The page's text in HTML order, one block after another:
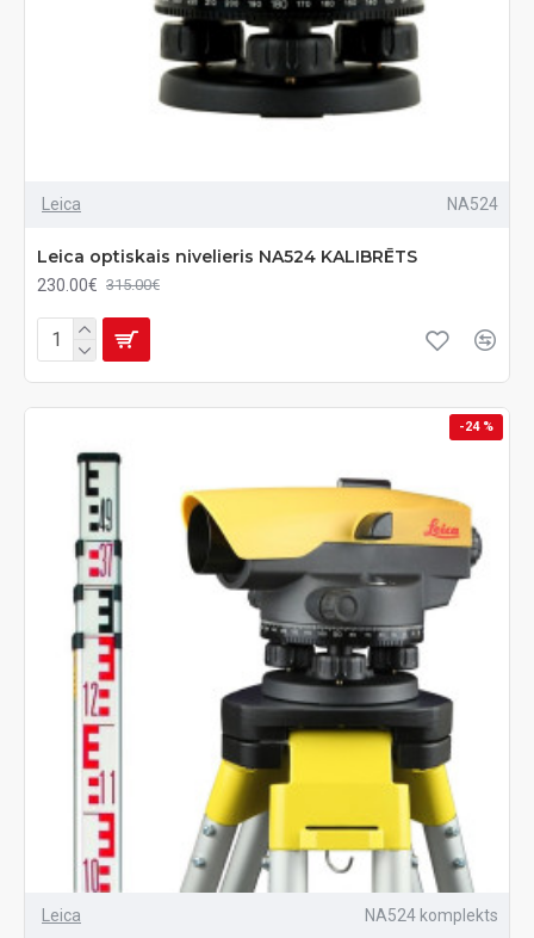
Leica NA524
Leica optiskais nivelieris NA524 KALIBRĒTS
230.00€ 315.00€
-24 %
Leica NA524 komplekts